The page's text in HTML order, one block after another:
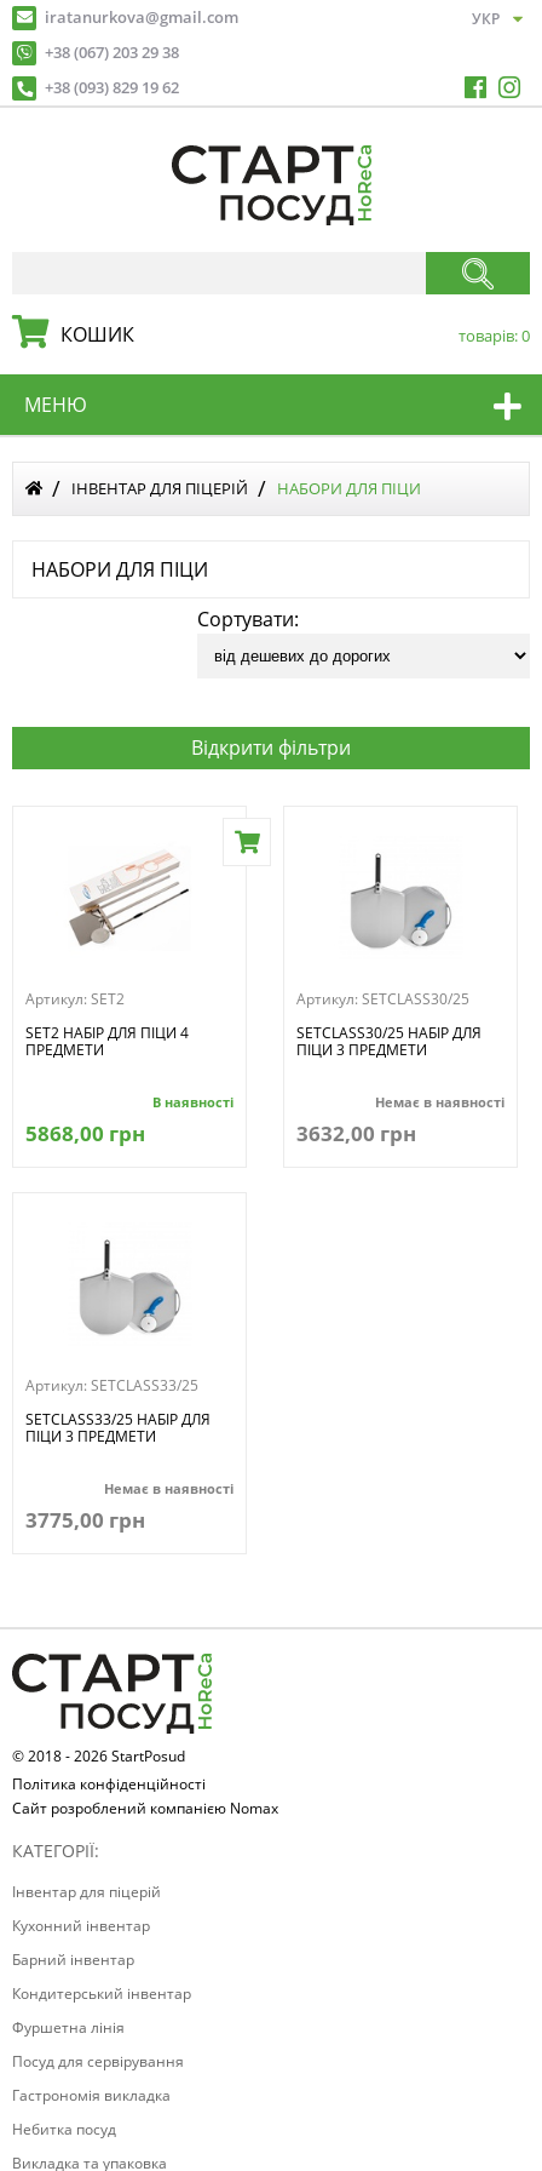
iratanurkova@gmail.com
+38 (067) 203 29 38
+38 (093) 829 19 62
КОШИК товарів:0
МЕНЮ
ІНВЕНТАР ДЛЯ ПІЦЕРІЙ НАБОРИ ДЛЯ ПІЦИ
НАБОРИ ДЛЯ ПІЦИ
Сортувати:
Відкрити фільтри
Артикул: SET2
SET2 НАБІР ДЛЯ ПІЦИ 4
ПРЕДМЕТИ
В наявності
5868,00 грн
Артикул: SETCLASS30/25
SETCLASS30/25 НАБІР ДЛЯ
ПІЦИ 3 ПРЕДМЕТИ
Немає в наявності
3632,00 грн
Артикул: SETCLASS33/25
SETCLASS33/25 НАБІР ДЛЯ
ПІЦИ 3 ПРЕДМЕТИ
Немає в наявності
3775,00 грн
© 2018 - 2026 StartPosud
Політика конфіденційності
Сайт розроблений компанією Nomax
КАТЕГОРІЇ:
Інвентар для піцерій
Кухонний інвентар
Барний інвентар
Кондитерський інвентар
Фуршетна лінія
Посуд для сервірування
Гастрономія викладка
Небитка посуд
Викладка та упаковка